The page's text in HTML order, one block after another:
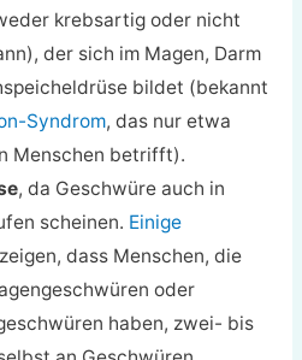
krebsartig oder nicht
der sich im Magen, Darm
bildet (bekannt
Syndrom, das nur etwa
Menschen betrifft).
, da Geschwüre auch in
scheinen. Einige
zeigen, dass Menschen, die
oder
haben, zwei- bis